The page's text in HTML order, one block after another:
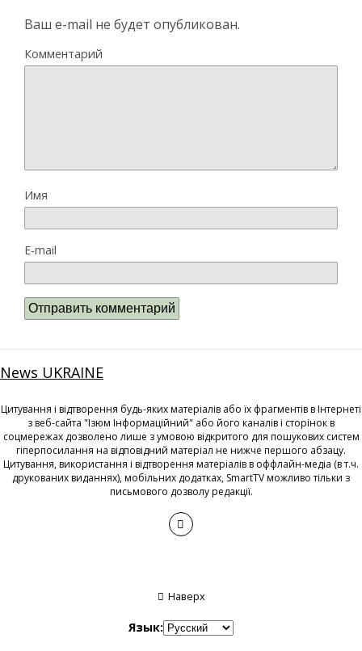
Ваш e-mail не будет опубликован.
Комментарий
Имя
E-mail
News UKRAINE
Цитування і відтворення будь-яких матеріалів або їх фрагментів в Інтернеті
з веб-сайта "Ізюм Інформаційний" або його каналів і сторінок в
соцмережах дозволено лише з умовою відкритого для пошукових систем
гіперпосилання на відповідний матеріал не нижче першого абзацу.
Цитування, використання і відтворення матеріалів в оффлайн-медіа (в т.ч.
друкованих виданнях), мобільних додатках, SmartTV можливо тільки з
письмового дозволу редакції.
Наверх
Язык: